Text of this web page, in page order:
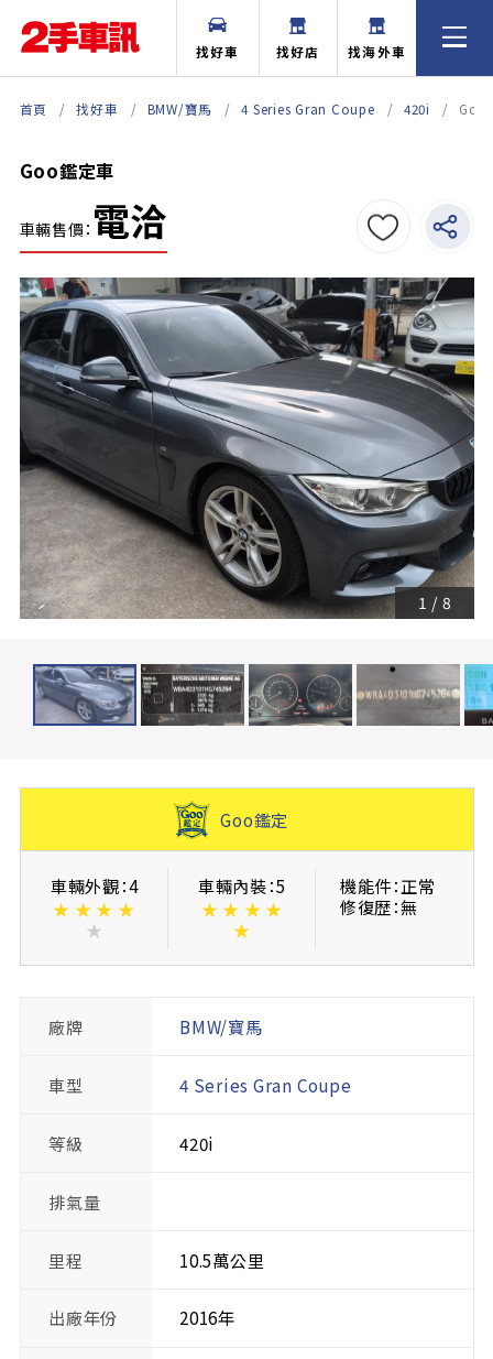
找好車 找好店 找海外車
首頁 找好車 BMW/寶馬 4 Series Gran Coupe 420i Goo
Goo鑑定車
車輛售價： 電洽
1 / 8
Goo鑑定
車輛外觀：4
★ ★ ★ ★
★
車輛內裝：5
★ ★ ★ ★
★
機能件：正常
修復歴：無
廠牌 BMW/寶馬
車型 4 Series Gran Coupe
等級 420i
排氣量
里程 10.5萬公里
出廠年份 2016年